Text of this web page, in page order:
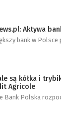
Aktywa
bank w Polsce
są kółka i
Agricole
Bank Polska